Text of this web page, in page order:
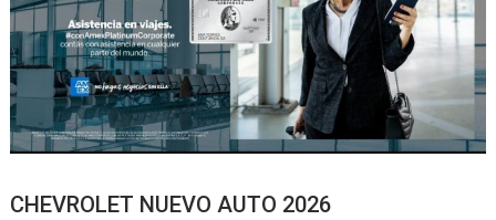
CHEVROLET NUEVO AUTO 2026